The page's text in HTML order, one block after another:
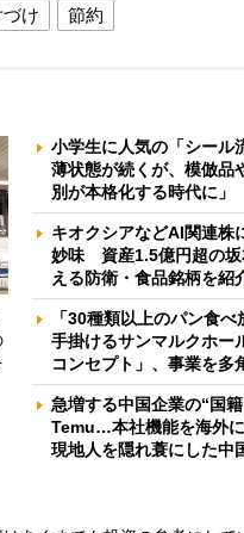
づけ 節約
小学生に人気の「シー
薄状態が続くが、模倣
別が本格化する時代に」
キオクシアなどAI関連株
妙味 資産1.5億円超の坂
える防衛・食品銘柄を紹
「30種類以上のパン食
手掛けるサンマルクホ
コンセプト」、事業を多
急増する中国企業の“国
Temu…本社機能を海外
現地人を隠れ蓑にした中